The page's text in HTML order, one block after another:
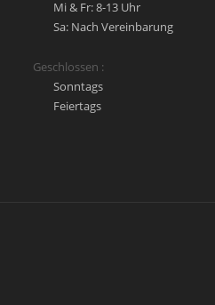
Mi & Fr: 8-13 Uhr
Sa: Nach Vereinbarung
Geschlossen :
Sonntags
Feiertags